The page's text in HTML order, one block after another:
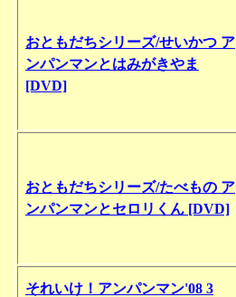
おともだちシリーズ/せいかつ ア
ンパンマンとはみがきやま
[DVD]
おともだちシリーズ/たべもの ア
ンパンマンとセロリくん [DVD]
それいけ！アンパンマン'08 3